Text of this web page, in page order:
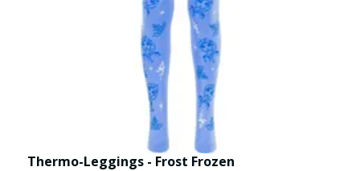
Thermo-Leggings - Frost Frozen